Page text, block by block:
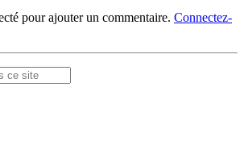
pour ajouter un commentaire. Connectez-